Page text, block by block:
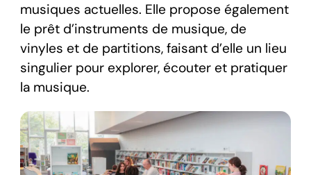
musiques actuelles. Elle propose également
le prêt d’instruments de musique, de
vinyles et de partitions, faisant d’elle un lieu
singulier pour explorer, écouter et pratiquer
la musique.